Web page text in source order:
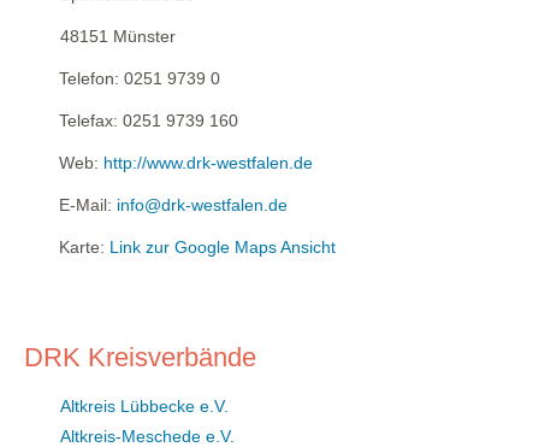
48151 Münster
Telefon: 0251 9739 0
Telefax: 0251 9739 160
Web: http://www.drk-westfalen.de
E-Mail: info@drk-westfalen.de
Karte: Link zur Google Maps Ansicht
DRK Kreisverbände
Altkreis Lübbecke e.V.
Altkreis-Meschede e.V.